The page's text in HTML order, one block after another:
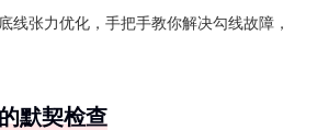
线张力优化，手把手教你解决勾线故障，
默契检查